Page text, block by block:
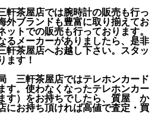
茶屋店では腕時計の販売も行っ
外ブランドも豊富に取り揃えてお
ットでの販売も行っております。
るメーカーがありましたら、是非
茶屋店へお越し下さい。スタッ
ます！
三軒茶屋店ではテレホンカード
す。使わなくなったテレホンカー
す）をお持ちでしたら、質屋 か
お持ち頂ければ高値で査定・買